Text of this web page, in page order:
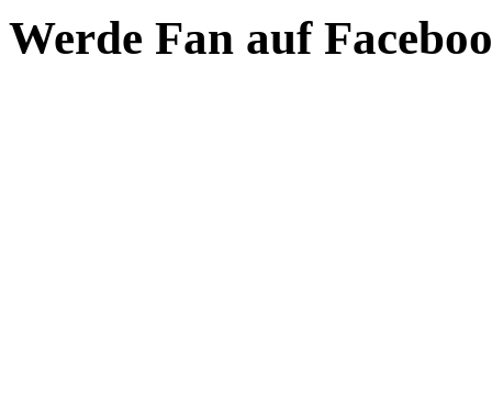
Werde Fan auf